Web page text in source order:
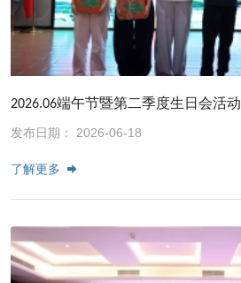
2026.06端午节暨第二季度生日会活动
发布日期： 2026-06-18
了解更多